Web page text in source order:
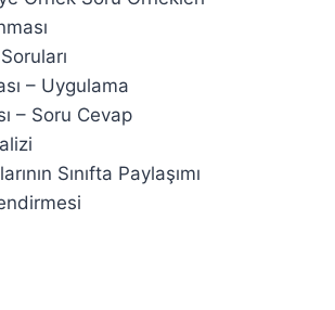
– Uygulama
– Soru Cevap
Sınıfta Paylaşımı